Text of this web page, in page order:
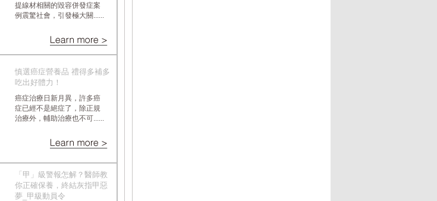
提線材相關的毀容併發症案
例震驚社會，引發極大關......
慎選癌症營養品 禮得多補多
吃出好體力！
癌症治療日新月異，許多癌
症已經不是絕症了，除正規
治療外，輔助治療也不可......
「甲」級警報怎解？醫師教
你正確保養，終結灰指甲惡
夢_甲級動員令